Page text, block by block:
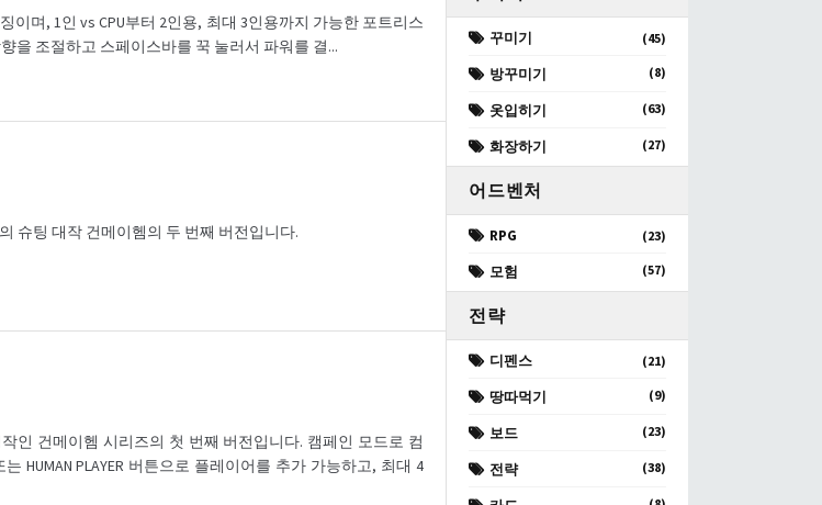
이며, 1인 vs CPU부터 2인용, 최대 3인용까지 가능한 포트리스
을 조절하고 스페이스바를 꾹 눌러서 파워를 결...
슈팅 대작 건메이헴의 두 번째 버전입니다.
인 건메이헴 시리즈의 첫 번째 버전입니다. 캠페인 모드로 컴
HUMAN PLAYER 버튼으로 플레이어를 추가 가능하고, 최대 4
꾸미기 (45)
방꾸미기 (8)
옷입히기 (63)
화장하기 (27)
어드벤처
RPG (23)
모험 (57)
전략
디펜스 (21)
땅따먹기 (9)
보드 (23)
전략 (38)